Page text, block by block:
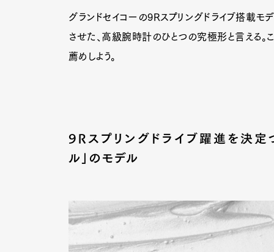
グランドセイコーの9Rスプリングドライブ搭載
させた、高級腕時計のひとつの究極形と言える
薦めしよう。
9Rスプリングドライブ躍進を決定
ル」のモデル